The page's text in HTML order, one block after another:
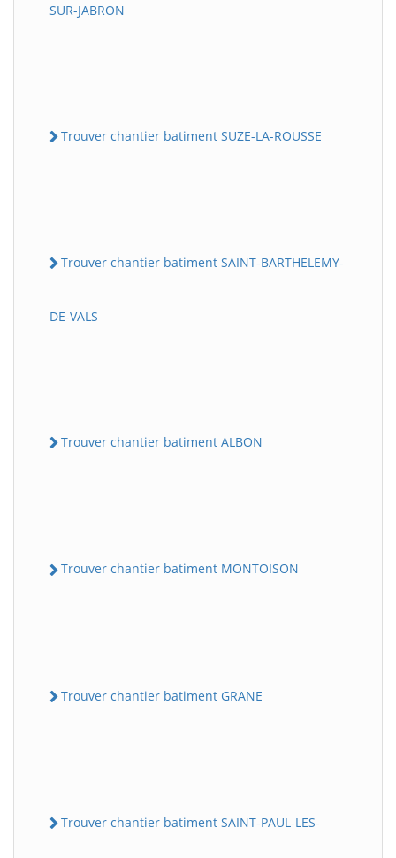
SUR-JABRON
Trouver chantier batiment SUZE-LA-ROUSSE
Trouver chantier batiment SAINT-BARTHELEMY-
DE-VALS
Trouver chantier batiment ALBON
Trouver chantier batiment MONTOISON
Trouver chantier batiment GRANE
Trouver chantier batiment SAINT-PAUL-LES-